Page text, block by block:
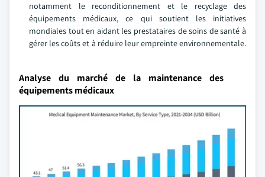
notamment le reconditionnement et le recyclage des
équipements médicaux, ce qui soutient les initiatives
mondiales tout en aidant les prestataires de soins de santé à
gérer les coûts et à réduire leur empreinte environnementale.
Analyse du marché de la maintenance des
équipements médicaux